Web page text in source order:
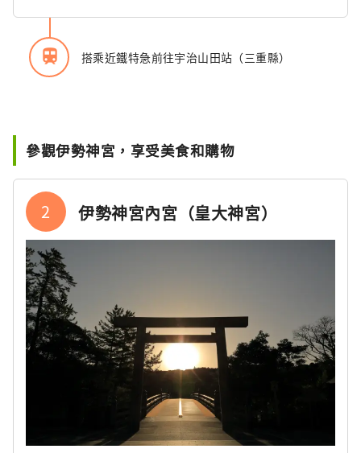
train 搭乘近鐵特急前往宇治山田站（三重縣）
參觀伊勢神宮，享受美食和購物
2 伊勢神宮內宮（皇大神宮）